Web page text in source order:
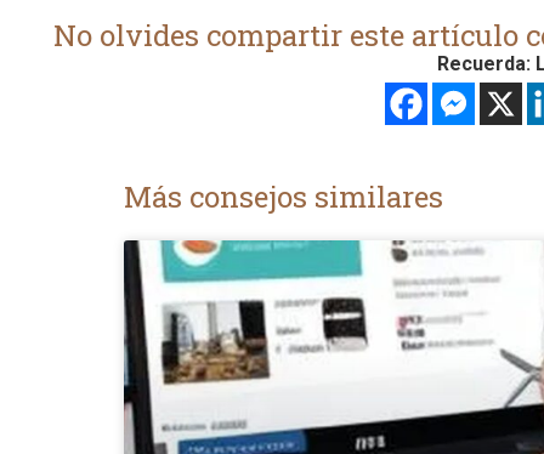
No olvides compartir este artículo
Recuerda:
Más consejos similares